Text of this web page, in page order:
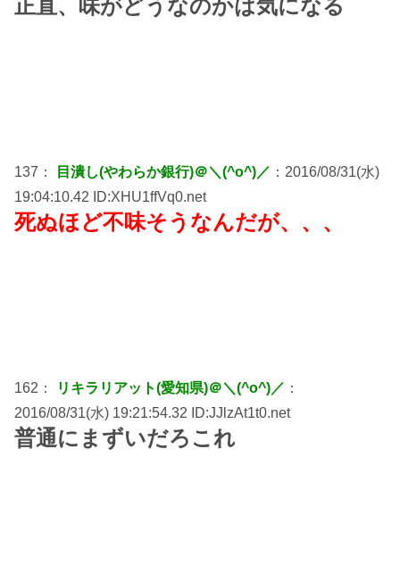
正直、味がどうなのかは気になる
137： 目潰し(やわらか銀行)＠＼(^o^)／ ：2016/08/31(水)
19:04:10.42 ID:XHU1ffVq0.net
死ぬほど不味そうなんだが、、、
162： リキラリアット(愛知県)＠＼(^o^)／ ：
2016/08/31(水) 19:21:54.32 ID:JJlzAt1t0.net
普通にまずいだろこれ